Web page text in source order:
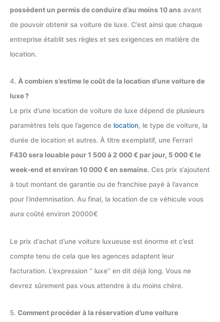
possèdent un permis de conduire d’au moins 10 ans avant
de pouvoir obtenir sa voiture de luxe. C’est ainsi que chaque
entreprise établit ses règles et ses exigences en matière de
location.
4. À combien s’estime le coût de la location d’une voiture de
luxe ?
Le prix d’une location de voiture de luxe dépend de plusieurs
paramètres tels que l’agence de location, le type de voiture, la
durée de location et autres. À titre exemplatif, une Ferrari
F430 sera louable pour 1 500 à 2 000 € par jour, 5 000 € le
week-end et environ 10 000 € en semaine. Ces prix s’ajoutent
à tout montant de garantie ou de franchise payé à l’avance
pour l’indemnisation. Au final, la location de ce véhicule vous
aura coûté environ 20000€
Le prix d’achat d’une voiture luxueuse est énorme et c’est
compte tenu de cela que les agences adaptent leur
facturation. L’expression ‘’ luxe’’ en dit déjà long. Vous ne
devrez sûrement pas vous attendre à du moins chère.
5. Comment procéder à la réservation d’une voiture